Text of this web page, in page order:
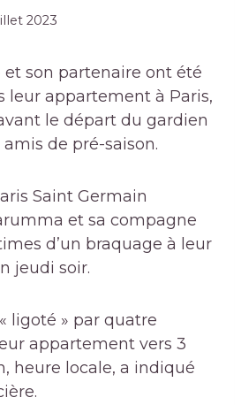
2023
et son partenaire ont été
leur appartement à Paris,
le départ du gardien
de pré-saison.
Saint Germain
et sa compagne
d’un braquage à leur
jeudi soir.
ligoté » par quatre
appartement vers 3
heure locale, a indiqué